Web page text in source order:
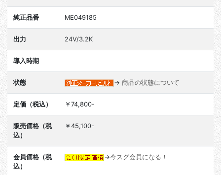
純正品番 ME049185
出力 24V/3.2K
導入時期
状態 → 商品の状態について
定価（税込） ￥74,800-
販売価格（税
込）
￥45,100-
会員価格（税
込）
→今スグ会員になる！